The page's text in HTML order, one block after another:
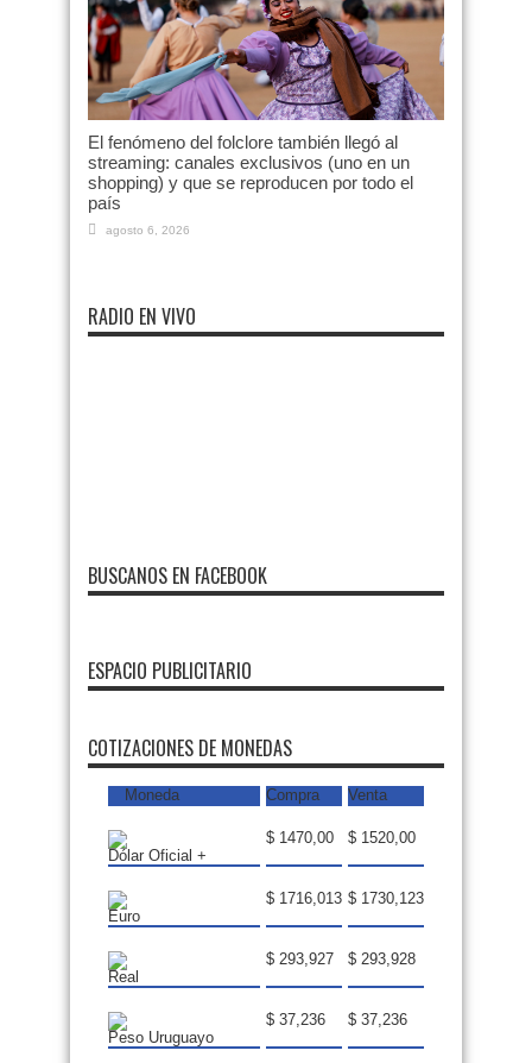
El fenómeno del folclore también llegó al
streaming: canales exclusivos (uno en un
shopping) y que se reproducen por todo el
país
agosto 6, 2026
RADIO EN VIVO
BUSCANOS EN FACEBOOK
ESPACIO PUBLICITARIO
FMDOS
COTIZACIONES DE MONEDAS
Moneda Compra Venta
Dólar Oficial +
$ 1470,00 $ 1520,00
Euro
$ 1716,013 $ 1730,123
Real
$ 293,927 $ 293,928
Peso Uruguayo
$ 37,236 $ 37,236